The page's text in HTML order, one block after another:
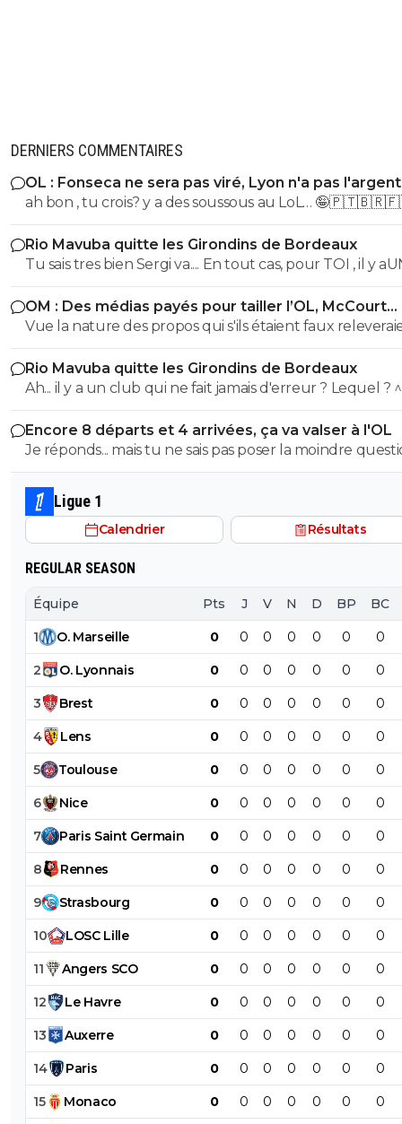
DERNIERS COMMENTAIRES
OL : Fonseca ne sera pas viré, Lyon n'a pas
le faire
ah bon , tu crois? y a des soussous au LoL…
Rio Mavuba quitte les Girondins de Bordeaux
Tu sais tres bien Sergi va.... En tout cas, pour TOI , il y
SEUL CLUB qui est parfait... Et qui QUOI QU IL ARRIVE
sera JMAIS critiqué par toi..... Tu te rends compte que
seul a defendre mordicus le mec qui a faillit couler
mon pauvre vieux fou... tu t'en rends compte au
OM : Des médias payés pour tailler l’OL, McCourt
accusé
Vue la nature des propos qui s'ils étaient faux
la diffamation, je penses que c'est bien documenté et
Rio Mavuba quitte les Girondins de Bordeaux
Ah... il y a un club qui ne fait jamais d'erreur ? Lequel ?
Encore 8 départs et 4 arrivées, ça va valser à l'OL
Je réponds... mais tu ne sais pas poser la moindre
Ligue 1
Calendrier Résultats
REGULAR SEASON
Équipe Pts J V N D BP BC
1 O. Marseille 0 0 0 0 0 0 0
2 O. Lyonnais 0 0 0 0 0 0 0
3 Brest 0 0 0 0 0 0 0
4 Lens 0 0 0 0 0 0 0
5 Toulouse 0 0 0 0 0 0 0
6 Nice 0 0 0 0 0 0 0
7 Paris Saint Germain 0 0 0 0 0 0 0
8 Rennes 0 0 0 0 0 0 0
9 Strasbourg 0 0 0 0 0 0 0
10 LOSC Lille 0 0 0 0 0 0 0
11 Angers SCO 0 0 0 0 0 0 0
12 Le Havre 0 0 0 0 0 0 0
13 Auxerre 0 0 0 0 0 0 0
14 Paris 0 0 0 0 0 0 0
15 Monaco 0 0 0 0 0 0 0